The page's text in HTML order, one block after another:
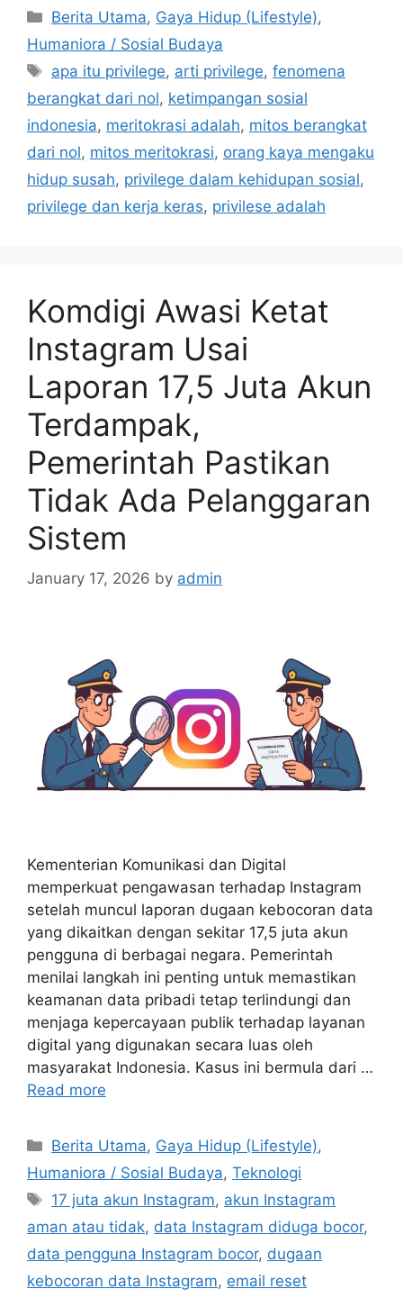
C
a
e
g
o
r
i
e
s
Berita Utama, Gaya Hidup (Lifestyle),
Humaniora / Sosial Budaya
T
a
s
apa itu privilege, arti privilege,fenomena
berangkat dari nol, ketimpangan sosial
indonesia, meritokrasi adalah, mitos berangkat
dari nol, mitos meritokrasi, orang kaya mengaku
hidup susah, privilege dalam kehidupan sosial,
privilege dan kerja keras, privilese adalah
Komdigi Awasi Ketat
Instagram Usai
Laporan 17,5 Juta Akun
Terdampak,
Pemerintah Pastikan
Tidak Ada Pelanggaran
Sistem
January 17, 2026 by admin
Kementerian Komunikasi dan Digital
memperkuat pengawasan terhadap Instagram
setelah muncul laporan dugaan kebocoran data
yang dikaitkan dengan sekitar 17,5 juta akun
pengguna di berbagai negara. Pemerintah
menilai langkah ini penting untuk memastikan
keamanan data pribadi tetap terlindungi dan
menjaga kepercayaan publik terhadap layanan
digital yang digunakan secara luas oleh
masyarakat Indonesia. Kasus ini bermula dari …
Read more
C
a
e
g
o
r
Berita Utama, Gaya Hidup (Lifestyle),
Humaniora / Sosial Budaya, Teknologi
T
a
s
17 juta akun Instagram, akun Instagram
aman atau tidak, data Instagram diduga bocor,
data pengguna Instagram bocor, dugaan
kebocoran data Instagram, email reset